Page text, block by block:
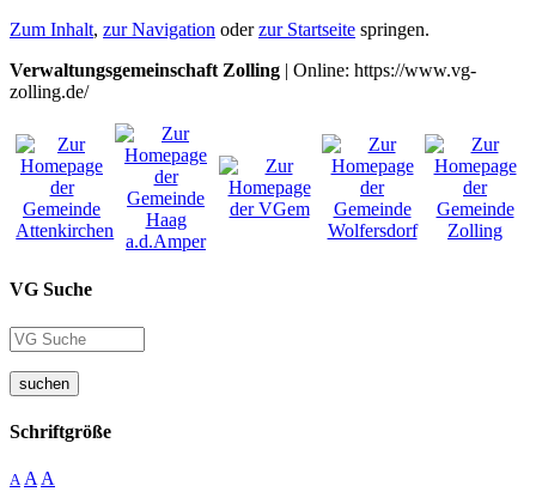
Zum Inhalt, zur Navigation oderzur Startseite springen.
Verwaltungsgemeinschaft Zolling | Online: https://www.vg-
zolling.de/
VG Suche
suchen
Schriftgröße
A A A